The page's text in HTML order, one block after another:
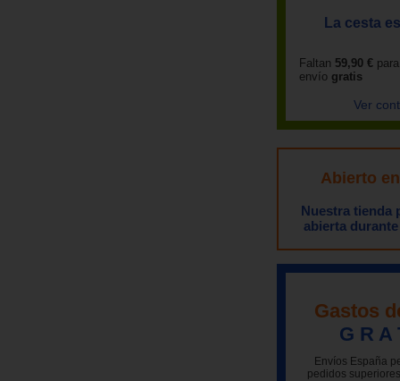
La cesta
Faltan 59,90 €
envío gratis
Ver
Abierto
Nuestra tienda
abierta
Gastos
G R A
Envíos España
pedidos